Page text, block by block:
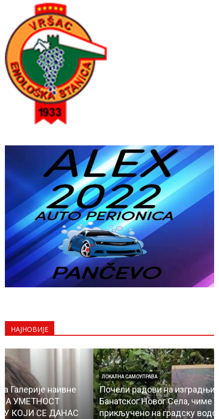
НАЈНОВИЈЕ
ЛОКАЛНА САМОУПРАВА
Почели радови на изградњи водовода до
Банатског Новог Села, чиме ће и ово место бити
прикључено на градску водоводну мрежу